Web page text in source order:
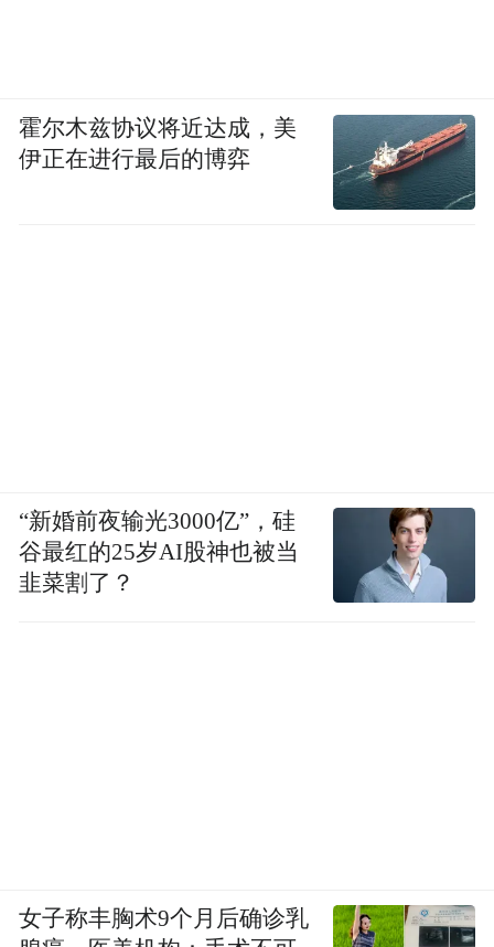
霍尔木兹协议将近达成，美
伊正在进行最后的博弈
“新婚前夜输光3000亿”，硅
谷最红的25岁AI股神也被当
韭菜割了？
女子称丰胸术9个月后确诊乳